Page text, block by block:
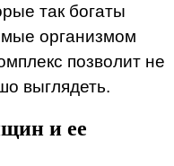
так богаты
организмом
позволит не
выглядеть.
и ее